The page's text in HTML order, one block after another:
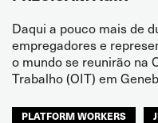
Daqui a pouco mais de
empregadores e
o mundo se reunirão na
Trabalho (OIT) em
PLATFORM WORKERS